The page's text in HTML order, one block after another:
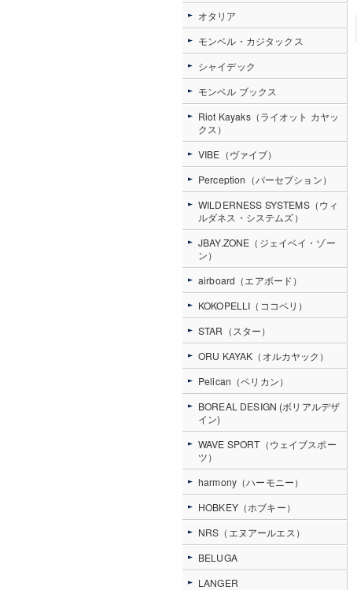
オタリア
モンベル・カジタックス
シャイデック
モンベル ブックス
Riot Kayaks（ライオット カヤッ
クス）
VIBE（ヴァイブ）
Perception（パーセプション）
WILDERNESS SYSTEMS（ウィ
ルダネス・システムズ）
JBAY.ZONE（ジェイベイ・ゾー
ン）
airboard（エアボード）
KOKOPELLI（ココペリ）
STAR（スター）
ORU KAYAK（オルカヤック）
Pelican（ペリカン）
BOREAL DESIGN (ボリアルデザ
イン)
WAVE SPORT（ウェイブスポー
ツ）
harmony（ハーモニー）
HOBKEY（ホブキー）
NRS（エヌアールエス）
BELUGA
LANGER